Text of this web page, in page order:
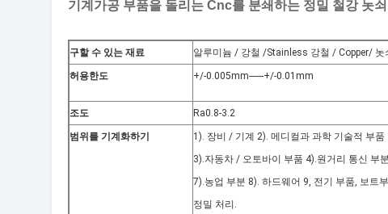
기계가공 부품을 돌리는 Cnc를 분쇄하는 정밀 철강 놋
구할 수 있는 재료 알루미늄 / 강철 /Stainless 강철 / Copper/ 놋
허용한도 +/-0.005mm------+/-0.01mm
조도 Ra0.8-3.2
범위를 기계화하기
1). 장비 / 기계 2). 메디컬과 과학 기술적 부품
3).자동차 / 오토바이 부품 4).원거리 통신 부
7).농업 부분 8). 하드웨어 9, 전기 부품, 보트
정밀 처리.